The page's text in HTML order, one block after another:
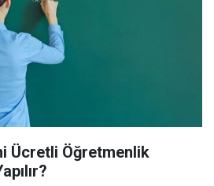
Ücretli Öğretmenlik